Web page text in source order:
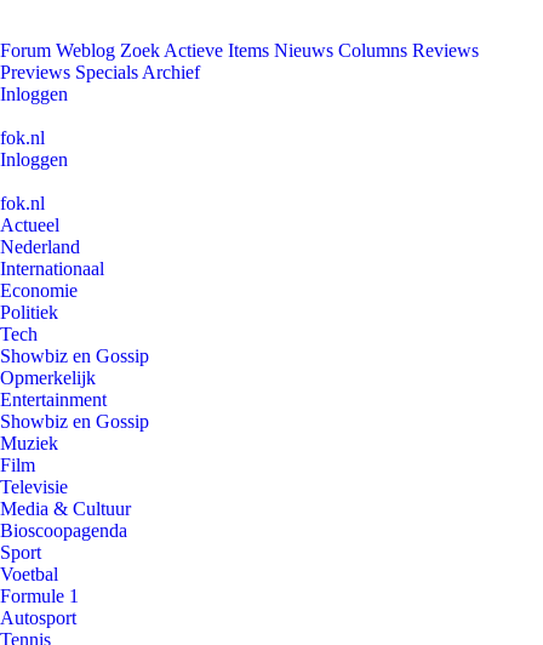
Forum Weblog Zoek Actieve Items Nieuws Columns Reviews
Previews Specials Archief
Inloggen
fok.nl
Inloggen
fok.nl
Actueel
Nederland
Internationaal
Economie
Politiek
Tech
Showbiz en Gossip
Opmerkelijk
Entertainment
Showbiz en Gossip
Muziek
Film
Televisie
Media & Cultuur
Bioscoopagenda
Sport
Voetbal
Formule 1
Autosport
Tennis